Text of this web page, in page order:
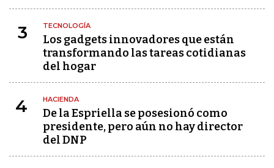
3 TECNOLOGÍA
Los gadgets innovadores que están
transformando las tareas cotidianas
del hogar
4 HACIENDA
De la Espriella se posesionó como
presidente, pero aún no hay director
del DNP